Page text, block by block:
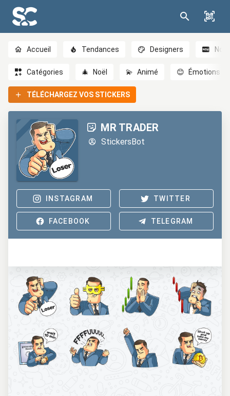
Accueil Tendances Designers
Catégories 🎄 Noël 💫 Animé 😊 Émotions
TÉLÉCHARGEZ VOS STICKERS
MR TRADER
StickersBot
INSTAGRAM TWITTER
FACEBOOK TELEGRAM